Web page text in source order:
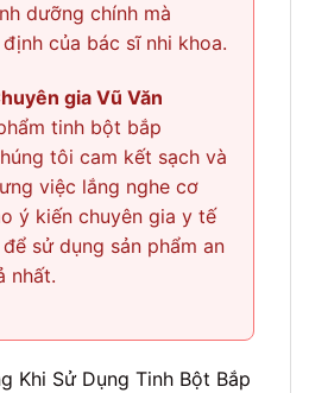
dưỡng chính mà
của bác sĩ nhi khoa.
gia Vũ Văn
tinh bột bắp
tôi cam kết sạch và
việc lắng nghe cơ
ý kiến chuyên gia y tế
sử dụng sản phẩm an
nhất.